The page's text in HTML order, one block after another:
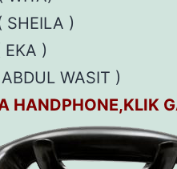
)
)
WASIT )
HANDPHONE,KLIK